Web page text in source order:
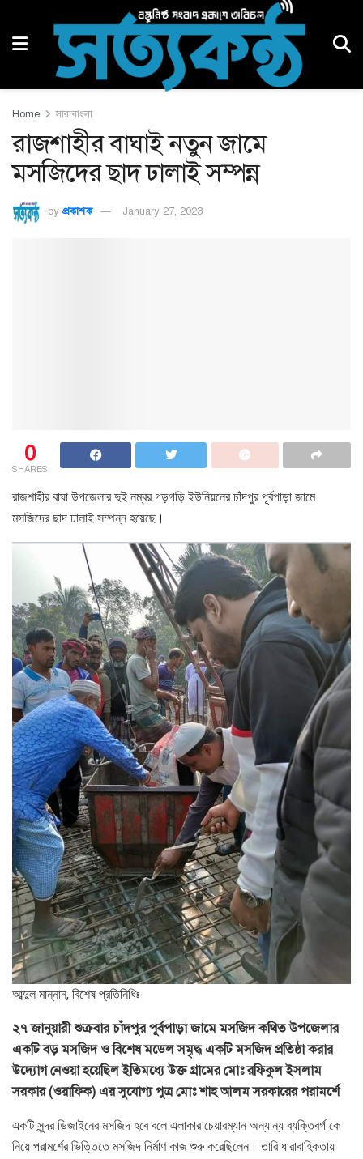
Home সারাবাংলা
রাজশাহীর বাঘাই নতুন জামে
মসজিদের ছাদ ঢালাই সম্পন্ন
by প্রকাশক January 27, 2023
0
SHARES
রাজশাহীর বাঘা উপজেলার দুই নম্বর গড়গড়ি ইউনিয়নের চাঁদপুর পূর্বপাড়া জামে
মসজিদের ছাদ ঢালাই সম্পন্ন হয়েছে।
আব্দুল মান্নান, বিশেষ প্রতিনিধিঃ
২৭ জানুয়ারী শুক্রবার চাঁদপুর পূর্বপাড়া জামে মসজিদ কথিত উপজেলার
একটি বড় মসজিদ ও বিশেষ মডেল সমৃদ্ধ একটি মসজিদ প্রতিষ্ঠা করার
উদ্যোগ নেওয়া হয়েছিল ইতিমধ্যে উক্ত গ্রামের মোঃ রফিকুল ইসলাম
সরকার (ওয়াফিক) এর সুযোগ্য পুত্র মোঃ শাহ আলম সরকারের পরামর্শে
একটি সুন্দর ডিজাইনের মসজিদ হবে বলে এলাকার চেয়ারম্যান অন্যান্য ব্যক্তিবর্গ কে
নিয়ে পরামর্শের ভিত্তিতে মসজিদ নির্মাণ কাজ শুরু করেছিলেন। তারি ধারাবাহিকতায়